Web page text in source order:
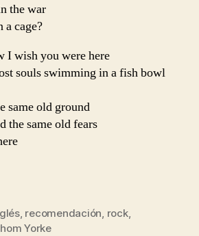
the war
a cage?
I wish you were here
souls swimming in a fish bowl
same old ground
the same old fears
, recomendación, rock,
Yorke